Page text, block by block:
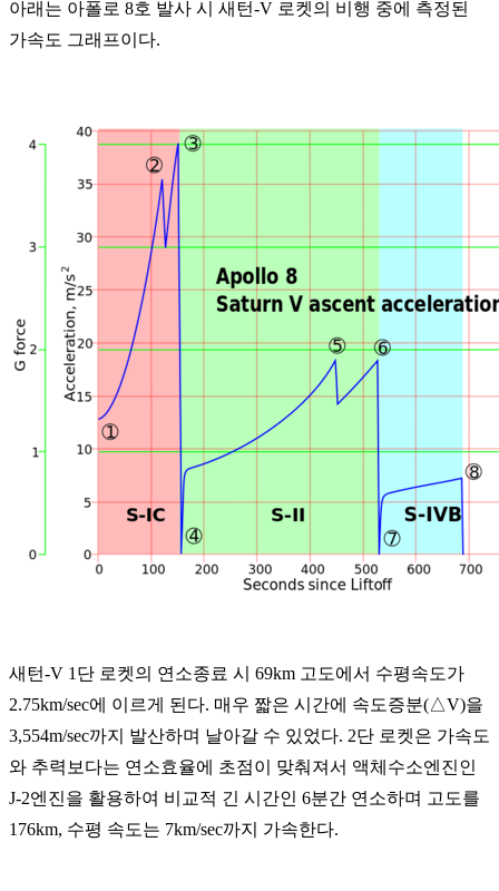
아래는 아폴로 8호 발사 시 새턴-V 로켓의 비행 중에 측정된
가속도 그래프이다.
새턴-V 1단 로켓의 연소종료 시 69km 고도에서 수평속도가
2.75km/sec에 이르게 된다. 매우 짧은 시간에 속도증분(△V)을
3,554m/sec까지 발산하며 날아갈 수 있었다. 2단 로켓은 가속도
와 추력보다는 연소효율에 초점이 맞춰져서 액체수소엔진인
J-2엔진을 활용하여 비교적 긴 시간인 6분간 연소하며 고도를
176km, 수평 속도는 7km/sec까지 가속한다.